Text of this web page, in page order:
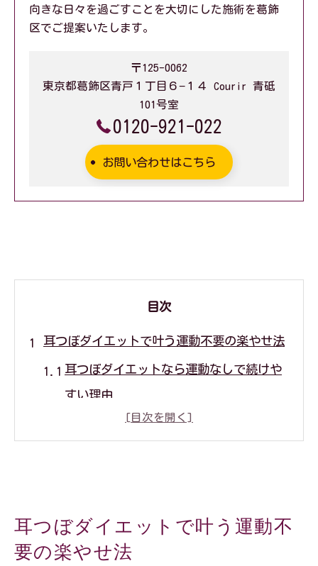
向きな日々を過ごすことを大切にした施術を葛飾
区でご提案いたします。
〒125-0062
東京都葛飾区青戸１丁目６−１４ Courir 青砥
101号室
0120-921-022
お問い合わせはこちら
目次
耳つぼダイエットで叶う運動不要の楽やせ法
耳つぼダイエットなら運動なしで続けや
すい理由
忙しい女性に耳つぼダイエットが選ばれ
食事管理と耳つぼダイエットの相性の良
さを解説
耳つぼダイエットで叶う運動不
要の楽やせ法